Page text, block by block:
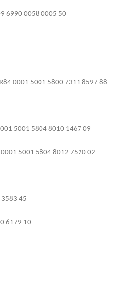
6990 0058 0005 50
0001 5001 5800 7311 8597 88
5001 5804 8010 1467 09
0001 5001 5804 8012 7520 02
3583 45
6179 10